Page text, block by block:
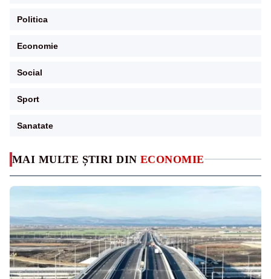
MAI MULTE ȘTIRI DIN ECONOMIE
Politica
Economie
Social
Sport
Sanatate